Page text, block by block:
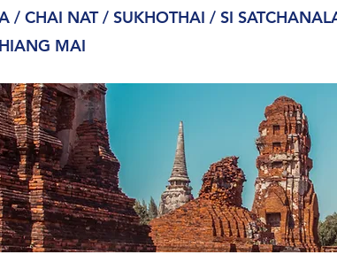
/ CHAI NAT / SUKHOTHAI / SI
MAI